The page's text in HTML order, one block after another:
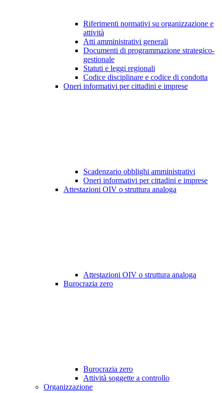
Riferimenti normativi su organizzazione e
attività
Atti amministrativi generali
Documenti di programmazione strategico-
gestionale
Statuti e leggi regionali
Codice disciplinare e codice di condotta
Oneri informativi per cittadini e imprese
Scadenzario obblighi amministrativi
Oneri informativi per cittadini e imprese
Attestazioni OIV o struttura analoga
Attestazioni OIV o struttura analoga
Burocrazia zero
Burocrazia zero
Attività soggette a controllo
Organizzazione